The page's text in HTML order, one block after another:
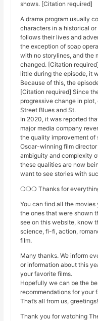
shows. [Citation required]
A drama program usually
characters in a historical
follows their lives and
the exception of soap
with no storylines, and the
changed. [Citation
little during the episode, it
Because of this, the
[Citation required] Since
progressive change in
Street Blues and St.
In 2020, it was reported
major media company
the quality improvement of
Oscar-winning film
ambiguity and complexity
these qualities are now
want to see stories with
❍❍❍ Thanks for
You can find all the
the ones that were shown
see on this website, know
science, fi-fi, action,
film.
Many thanks. We inform
or information about this
your favorite films.
Hopefully we can be the
recommendations for your
That’s all from us, greetings!
Thank you for watching